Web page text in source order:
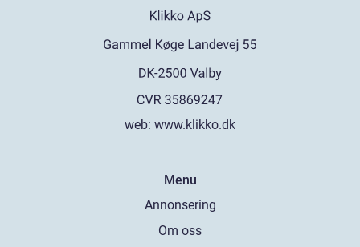
web: www.klikko.dk
Menu
Annonsering
Om oss